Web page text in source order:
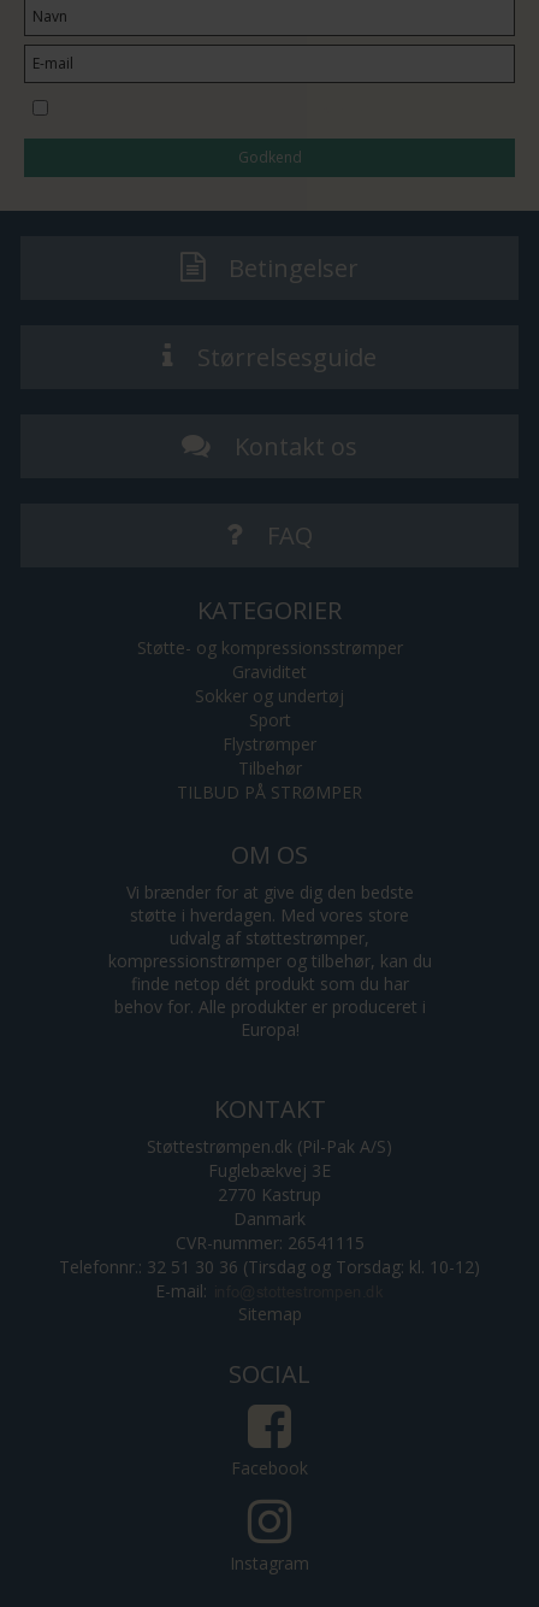
Godkend
Betingelser
Størrelsesguide
Kontakt os
FAQ
KATEGORIER
Støtte- og kompressionsstrømper
Graviditet
Sokker og undertøj
Sport
Flystrømper
Tilbehør
TILBUD PÅ STRØMPER
OM OS
Vi brænder for at give dig den bedste
støtte i hverdagen. Med vores store
udvalg af støttestrømper,
kompressionstrømper og tilbehør, kan du
finde netop dét produkt som du har
behov for. Alle produkter er produceret i
Europa!
KONTAKT
Støttestrømpen.dk (Pil-Pak A/S)
Fuglebækvej 3E
2770 Kastrup
Danmark
CVR-nummer: 26541115
Telefonnr.: 32 51 30 36 (Tirsdag og Torsdag: kl. 10-12)
E-mail:
Sitemap
SOCIAL
Facebook
Instagram